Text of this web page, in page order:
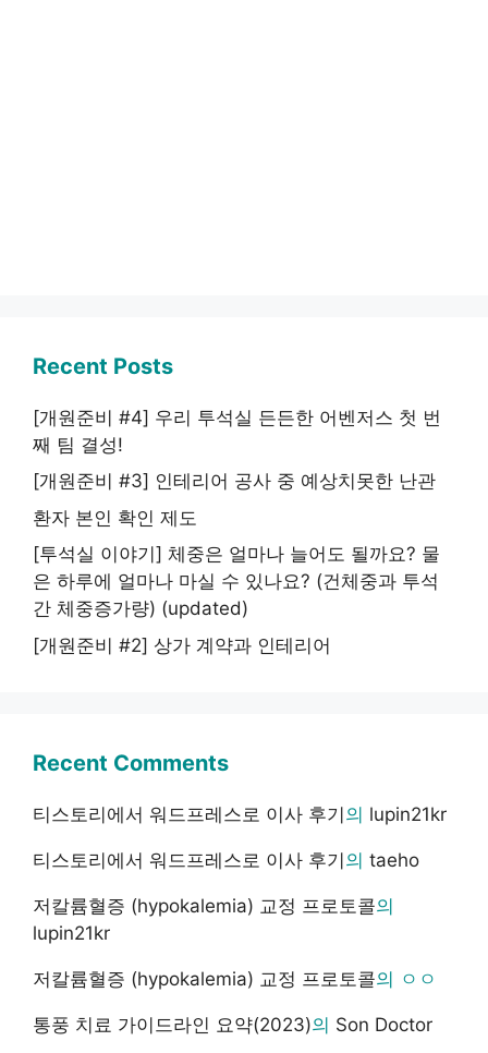
Recent Posts
[개원준비 #4] 우리 투석실 든든한 어벤저스 첫 번
째 팀 결성!
[개원준비 #3] 인테리어 공사 중 예상치못한 난관
환자 본인 확인 제도
[투석실 이야기] 체중은 얼마나 늘어도 될까요? 물
은 하루에 얼마나 마실 수 있나요? (건체중과 투석
간 체중증가량) (updated)
[개원준비 #2] 상가 계약과 인테리어
Recent Comments
티스토리에서 워드프레스로 이사 후기의 lupin21kr
티스토리에서 워드프레스로 이사 후기의 taeho
저칼륨혈증 (hypokalemia) 교정 프로토콜의
lupin21kr
저칼륨혈증 (hypokalemia) 교정 프로토콜의 ㅇㅇ
통풍 치료 가이드라인 요약(2023)의 Son Doctor